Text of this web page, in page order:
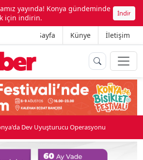
yayında! Konya gündeminde
için indirin.
İndir
Ana Sayfa Künye İletişim
Dev Uyuşturucu Operasyonu